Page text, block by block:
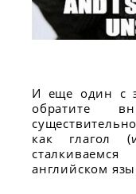
И еще один с
обратите
как глагол (
английском